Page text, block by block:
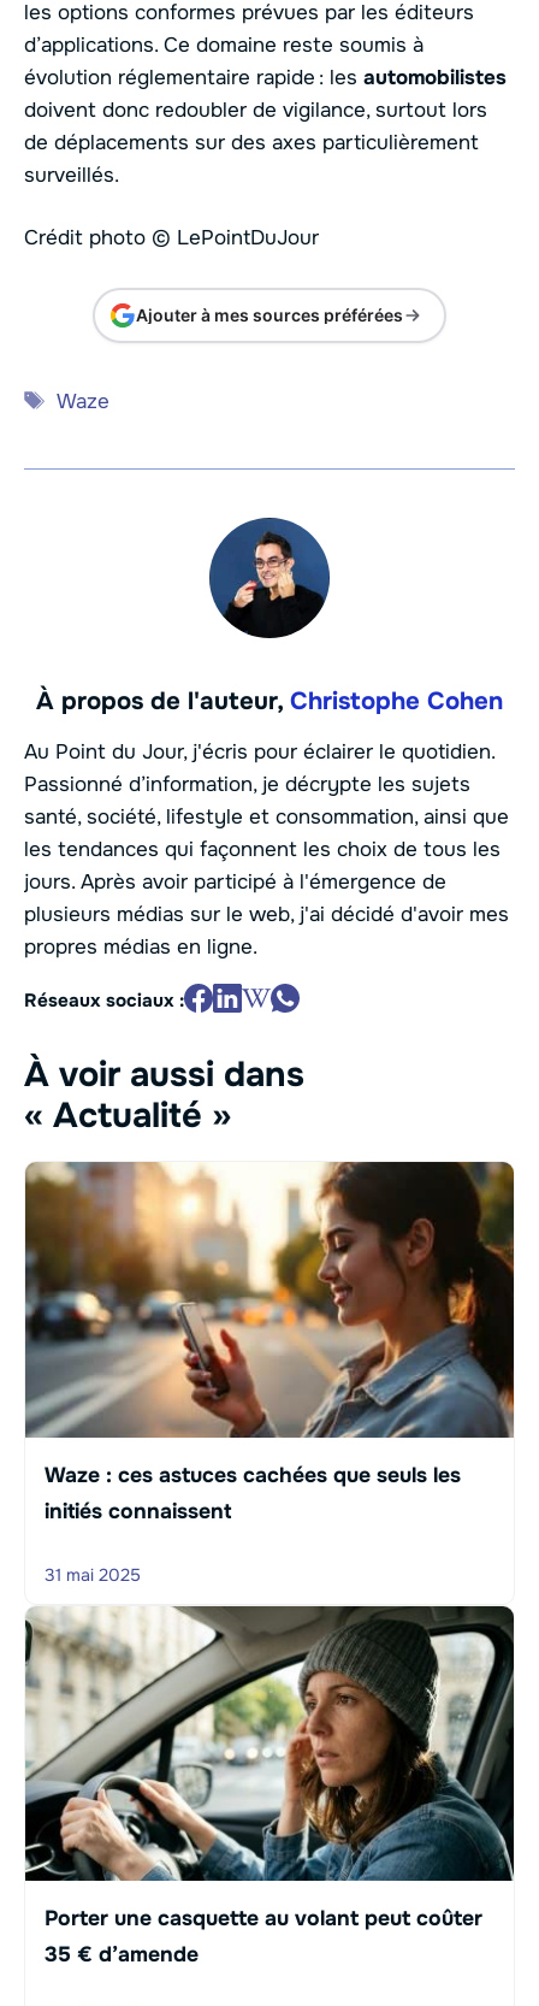
les options conformes prévues par les éditeurs
d’applications. Ce domaine reste soumis à
évolution réglementaire rapide : les automobilistes
doivent donc redoubler de vigilance, surtout lors
de déplacements sur des axes particulièrement
surveillés.
Crédit photo © LePointDuJour
Ajouter à mes sources préférées
Étiquettes
Waze
À propos de l'auteur, Christophe Cohen
Au Point du Jour, j'écris pour éclairer le quotidien.
Passionné d’information, je décrypte les sujets
santé, société, lifestyle et consommation, ainsi que
les tendances qui façonnent les choix de tous les
jours. Après avoir participé à l'émergence de
plusieurs médias sur le web, j'ai décidé d'avoir mes
propres médias en ligne.
Réseaux sociaux :
À voir aussi dans
« Actualité »
Waze : ces astuces cachées que seuls les
initiés connaissent
31 mai 2025
Porter une casquette au volant peut coûter
35 € d’amende